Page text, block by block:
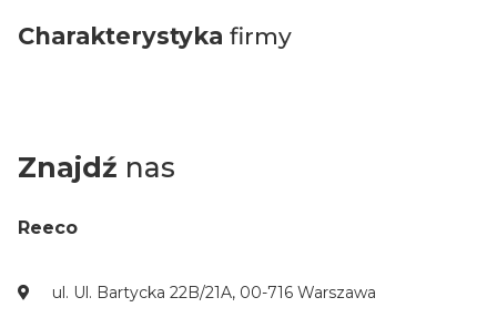
Charakterystyka firmy
Znajdź nas
Reeco
ul. Ul. Bartycka 22B/21A, 00-716 Warszawa